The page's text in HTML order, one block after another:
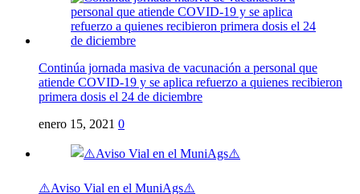
Continúa jornada masiva de vacunación a personal que
atiende COVID-19 y se aplica refuerzo a quienes recibieron
primera dosis el 24 de diciembre
enero 15, 2021 0
⚠️Aviso Vial en el MuniAgs⚠️